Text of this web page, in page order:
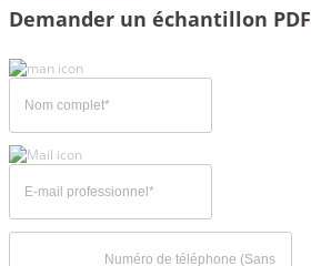
Demander un échantillon PDF